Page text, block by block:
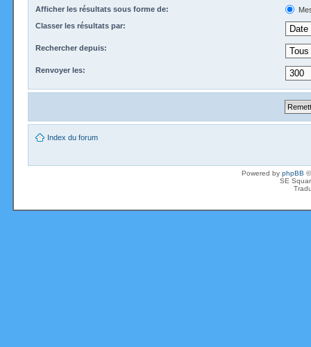
Afficher les résultats sous forme de:
Classer les résultats par:
Rechercher depuis:
Renvoyer les:
Index du forum
Powered by phpBB
SE